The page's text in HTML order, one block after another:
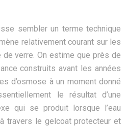
sembler un terme technique
relativement courant sur les
verre. On estime que près de
construits avant les années
d’osmose à un moment donné
le résultat d’une
qui se produit lorsque l’eau
travers le gelcoat protecteur et